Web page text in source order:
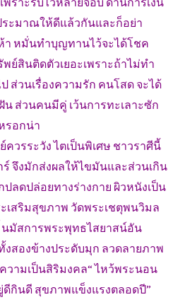
ระมาณให้ดีแล้วกันและก็อย่า
า หมั่นทำบุญทานไว้จะได้โชค
ย์สินติดตัวเยอะเพราะถ้าไม่ทำ
ส่วนเรื่องความรัก คนโสด จะได้
ส่วนคนมีคู่ เว้นการทะเลาะซัก
รอกน่า
วรระวัง ไตเป็นพิเศษ ชาวราศีนี้
จึงมักส่งผลให้ไขมันและส่วนเกิน
ลดปล่อยทางร่างกาย ผิวหนังเป็น
เสริมสุขภาพ วัดพระเชตุพนวิมล
มัสการพระพุทธไสยาสน์อัน
สองข้างประดับมุก ลวดลายภาพ
วามเป็นสิริมงคล“ ไหว้พระนอน
ดีกินดี สุขภาพแข็งแรงตลอดปี”